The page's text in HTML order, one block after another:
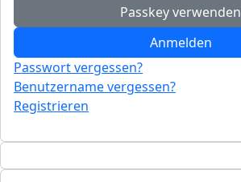
Passkey verwenden
Anmelden
Passwort vergessen?
Benutzername vergessen?
Registrieren